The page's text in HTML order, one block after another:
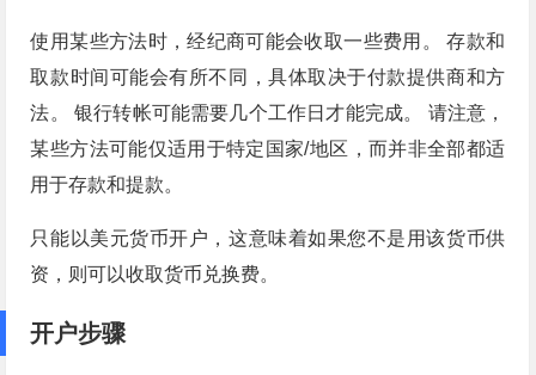
使用某些方法时，经纪商可能会收取一些费用。 存款和
取款时间可能会有所不同，具体取决于付款提供商和方
法。 银行转帐可能需要几个工作日才能完成。 请注意，
某些方法可能仅适用于特定国家/地区，而并非全部都适
用于存款和提款。
只能以美元货币开户，这意味着如果您不是用该货币供
资，则可以收取货币兑换费。
开户步骤